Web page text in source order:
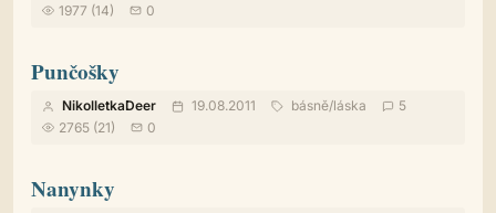
1977 (14)
0
Punčošky
NikolletkaDeer 19.08.2011 básně/láska
5
2765 (21)
0
Nanynky